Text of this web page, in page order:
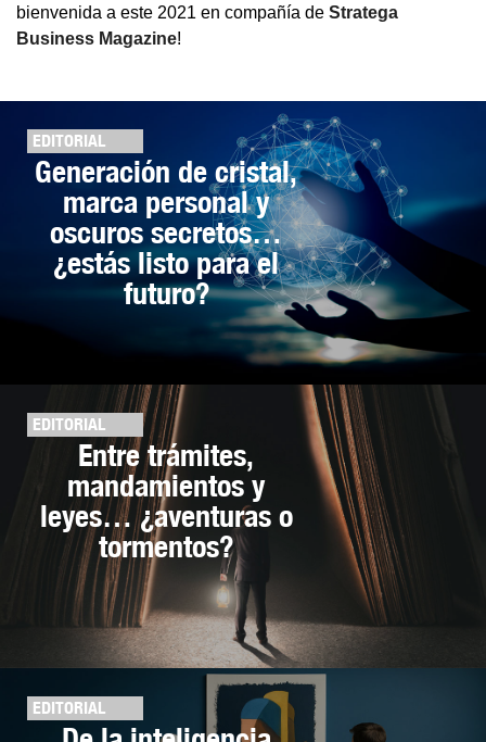
bienvenida a este 2021 en compañía de Stratega
Business Magazine!
EDITORIAL
Generación de cristal,
marca personal y
oscuros secretos…
¿estás listo para el
futuro?
EDITORIAL
Entre trámites,
mandamientos y
leyes… ¿aventuras o
tormentos?
EDITORIAL